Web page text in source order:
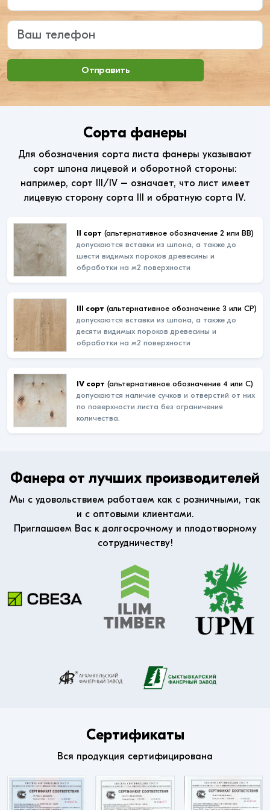
Ваш телефон
Отправить
Сорта фанеры
Для обозначения сорта листа фанеры указывают
сорт шпона лицевой и оборотной стороны:
например, сорт III/IV – означает, что лист имеет
лицевую сторону сорта III и обратную сорта IV.
II сорт (альтернативное обозначение 2 или ВВ)
допускаются вставки из шпона, а также до
шести видимых пороков древесины и
обработки на м2 поверхности
III сорт (альтернативное обозначение 3 или СР)
допускаются вставки из шпона, а также до
десяти видимых пороков древесины и
обработки на м2 поверхности
IV сорт (альтернативное обозначение 4 или С)
допускаются наличие сучков и отверстий от них
по поверхности листа без ограничения
количества.
Фанера от лучших производителей
Мы с удовольствием работаем как с розничными, так
и с оптовыми клиентами.
Приглашаем Вас к долгосрочному и плодотворному
сотрудничеству!
Сертификаты
Вся продукция сертифицирована